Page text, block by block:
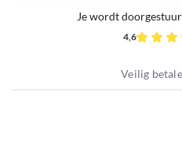
Je wordt
4,6
Veilig